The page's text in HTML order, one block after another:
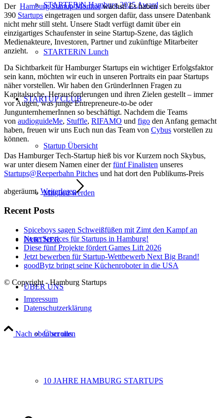
STARTERiN Hamburg 2025 Award
STARTERiN Lunch
STARTUP CLUB
Startup Übersicht
Mitglied werden
PARTNER
ÜBER UNS
Über uns
10 JAHRE HAMBURG STARTUPS
Der Hamburg Startup Monitorwächst! Es haben sich bereits über
390 Startups eingetragen und sorgen dafür, dass unsere Datenbank
nicht mehr still steht. Unsere Stadt verfügt damit über ein
einzigartiges Schaufenster in seine Startup-Szene, das täglich
Medienakteure, Investoren, Partner und zukünftige Mitarbeiter
anzieht.
Da Sichtbarkeit für Hamburger Startups ein wichtiger Erfolgsfaktor
sein kann, möchten wir euch in unseren Portraits ein paar Startups
näher vorstellen. Wir haben den GründerInnen Fragen zu
Kapitalsuche, Herausforderungen und ihren Zielen gestellt – immer
vor Augen, was junge Entrepreneure-to-be oder
JungunternhemerInnen so beschäftigt. Nachdem die Teams
von audioguideMe, Stuffle, RIFAMO und figo den Anfang gemacht
haben, freuen wir uns Euch nun das Team von Cybus vorstellen zu
können.
Das Hamburger Tech-Startup hieß bis vor Kurzem noch Skybus,
war unter diesem Namen einer derfünf Finalisten unseres
Startups@Reeperbahn Pitches und hat dort den Publikums-Preis
abgeräumt. Weiterlesen
Recent Posts
Spiceboys sagen Schweißfüßen mit Zimt den Kampf an
Neue Services für Startups in Hamburg!
Diese fünf Projekte fördert Games Lift 2026
Jetzt bewerben für Startup-Wettbewerb Next Big Brand!
goodBytz bringt seine Küchenroboter in die USA
© Copyright - Hamburg Startups
Impressum
Datenschutzerklärung
Nach oben scrollen